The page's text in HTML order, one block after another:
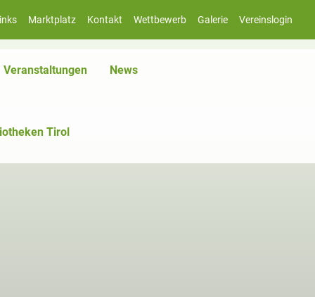
Marktplatz Kontakt Wettbewerb Galerie Vereinslogin
Veranstaltungen News
Tirol